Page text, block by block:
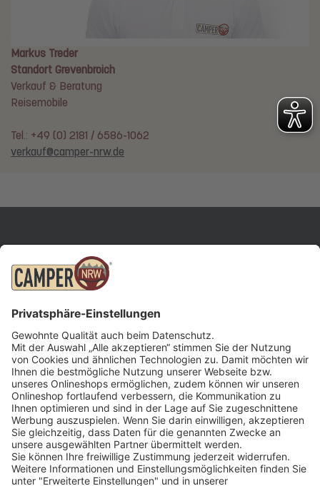
Markus Treder
Standort Grevenbroich
Verkauf & Beratung
Reisemobile
Tel.: +49 (0) 2181 / 6586-1062
verkauf@camper-nrw.de
Öffnungszeiten
© 2026 Camper NRW
Datenschutz
Downloads
CAMPER NRW
Fragen und Antworten
Fahrzeugportal
MARKEN
Etrusco
Laika